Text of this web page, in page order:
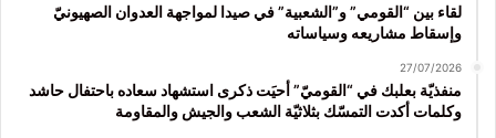
لقاء بين “القومي” و”الشعبية” في صيدا لمواجهة العدوان الصهيونيّ
وإسقاط مشاريعه وسياساته
27/07/2026
منفذيّة بعلبك في “القوميّ” أحيَت ذكرى استشهاد سعاده باحتفال حاشد
وكلمات أكدت التمسّك بثلاثيّة الشعب والجيش والمقاومة